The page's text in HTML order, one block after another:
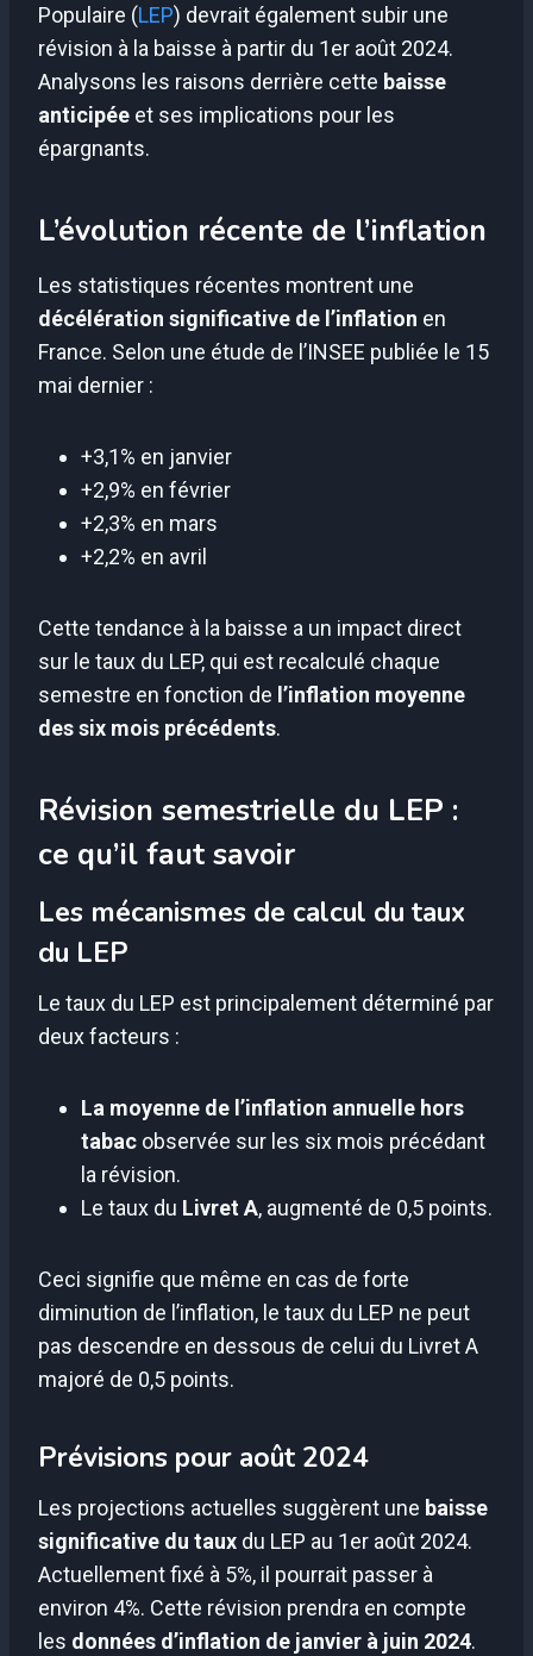
Populaire (LEP) devrait également subir une
révision à la baisse à partir du 1er août 2024.
Analysons les raisons derrière cette baisse
anticipée et ses implications pour les
épargnants.
L’évolution récente de l’inflation
Les statistiques récentes montrent une
décélération significative de l’inflation en
France. Selon une étude de l’INSEE publiée le 15
mai dernier :
+3,1% en janvier
+2,9% en février
+2,3% en mars
+2,2% en avril
Cette tendance à la baisse a un impact direct
sur le taux du LEP, qui est recalculé chaque
semestre en fonction de l’inflation moyenne
des six mois précédents.
Révision semestrielle du LEP :
ce qu’il faut savoir
Les mécanismes de calcul du taux
du LEP
Le taux du LEP est principalement déterminé par
deux facteurs :
La moyenne de l’inflation annuelle hors
tabac observée sur les six mois précédant
la révision.
Le taux du Livret A, augmenté de 0,5 points.
Ceci signifie que même en cas de forte
diminution de l’inflation, le taux du LEP ne peut
pas descendre en dessous de celui du Livret A
majoré de 0,5 points.
Prévisions pour août 2024
Les projections actuelles suggèrent une baisse
significative du taux du LEP au 1er août 2024.
Actuellement fixé à 5%, il pourrait passer à
environ 4%. Cette révision prendra en compte
les données d’inflation de janvier à juin 2024.